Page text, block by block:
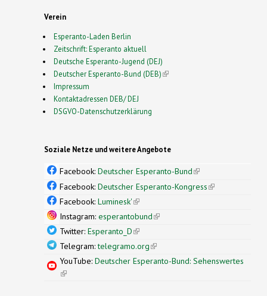
Verein
Esperanto-Laden Berlin
Zeitschrift: Esperanto aktuell
Deutsche Esperanto-Jugend (DEJ)
Deutscher Esperanto-Bund (DEB)(link is external)
Impressum
Kontaktadressen DEB/ DEJ
DSGVO-Datenschutzerklärung
Soziale Netze und weitere Angebote
Facebook: Deutscher Esperanto-Bund(link is
external)
Facebook: Deutscher Esperanto-Kongress(link is
Facebook: Luminesk'(link is external)
Instagram: esperantobund(link is external)
Twitter: Esperanto_D(link is external)
Telegram:telegramo.org(link is external)
YouTube: Deutscher Esperanto-Bund: Sehenswertes
(link is external)